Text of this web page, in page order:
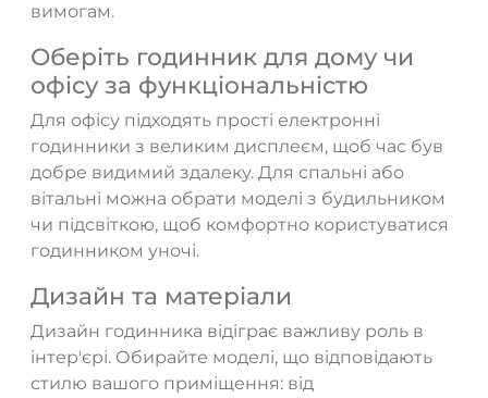
вимогам.
Оберіть годинник для дому чи
офісу за функціональністю
Для офісу підходять прості електронні
годинники з великим дисплеєм, щоб час був
добре видимий здалеку. Для спальні або
вітальні можна обрати моделі з будильником
чи підсвіткою, щоб комфортно користуватися
годинником уночі.
Дизайн та матеріали
Дизайн годинника відіграє важливу роль в
інтер'єрі. Обирайте моделі, що відповідають
стилю вашого приміщення: від